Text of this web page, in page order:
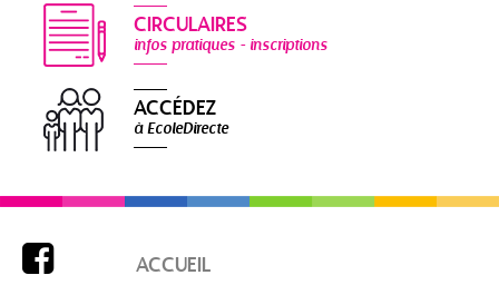
CIRCULAIRES
infos pratiques - inscriptions
ACCÉDEZ
à EcoleDirecte
 ACCUEIL